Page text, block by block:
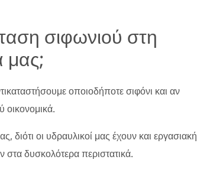
σιφωνιού στη
μας;
οποιοδήποτε σιφόνι και αν
οικονομικά.
οι υδραυλικοί μας έχουν και εργασιακή
δυσκολότερα περιστατικά.